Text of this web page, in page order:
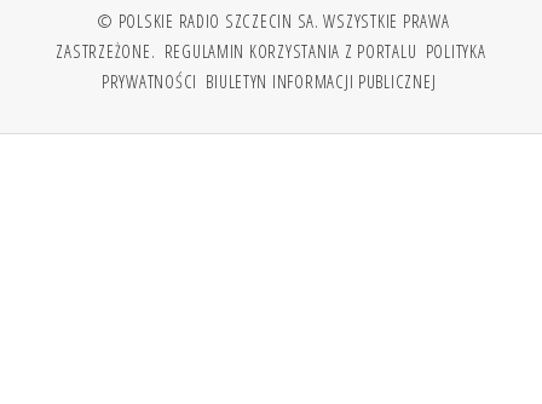
© POLSKIE RADIO SZCZECIN SA. WSZYSTKIE PRAWA
ZASTRZEŻONE. REGULAMIN KORZYSTANIA Z PORTALU POLITYKA
PRYWATNOŚCI BIULETYN INFORMACJI PUBLICZNEJ